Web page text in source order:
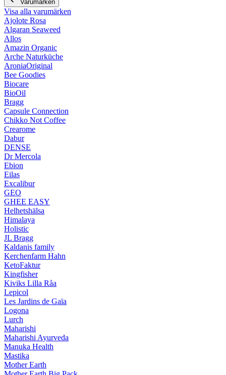
Varumärken
Visa alla varumärken
Ajolote Rosa
Algaran Seaweed
Allos
Amazin Organic
Arche Naturküche
AroniaOriginal
Bee Goodies
Biocare
BioOil
Bragg
Capsule Connection
Chikko Not Coffee
Crearome
Dabur
DENSE
Dr Mercola
Ebion
Eilas
Excalibur
GEO
GHEE EASY
Helhetshälsa
Himalaya
Holistic
JL Bragg
Kaldanis family
Kerchenfarm Hahn
KetoFaktur
Kingfisher
Kiviks Lilla Råa
Lepicol
Les Jardins de Gaïa
Logona
Lurch
Maharishi
Maharishi Ayurveda
Manuka Health
Mastika
Mother Earth